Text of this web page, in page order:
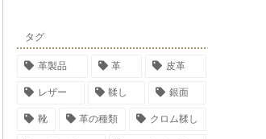
タグ
革製品 革 皮革
レザー 鞣し 銀面
靴 革の種類 クロム鞣し